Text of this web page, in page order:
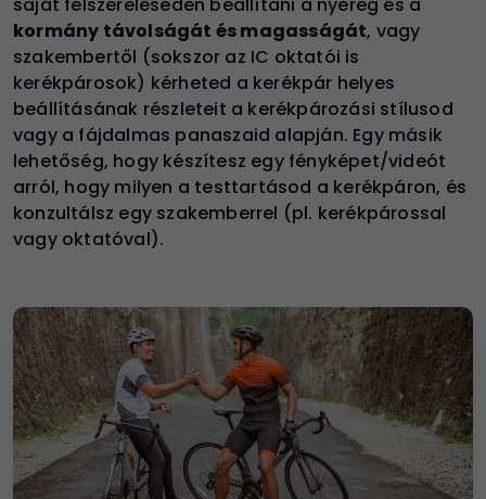
saját felszereléseden beállítani a nyereg és a
kormány távolságát és magasságát, vagy
szakembertől (sokszor az IC oktatói is
kerékpárosok) kérheted a kerékpár helyes
beállításának részleteit a kerékpározási stílusod
vagy a fájdalmas panaszaid alapján. Egy másik
lehetőség, hogy készítesz egy fényképet/videót
arról, hogy milyen a testtartásod a kerékpáron, és
konzultálsz egy szakemberrel (pl. kerékpárossal
vagy oktatóval).